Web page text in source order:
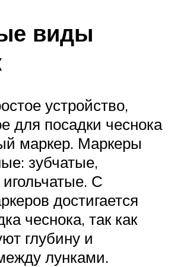
виды
устройство,
для посадки чеснока
маркер. Маркеры
зубчатые,
С
достигается
чеснока, так как
глубину и
лунками.